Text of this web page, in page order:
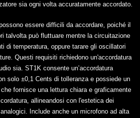
sia ogni volta accuratamente accordato.
essere difficili da accordare, poiché il
talvolta può fluttuare mentre la circuitazione
di temperatura, oppure tarare gli oscillatori
Questi requisiti richiedono un'accordatura
sia. ST1K consente un’accordatura
solo ±0,1 Cents di tolleranza e possiede un
fornisce una lettura chiara e graficamente
allineandosi con l'estetica dei
Include anche un microfono ad alta